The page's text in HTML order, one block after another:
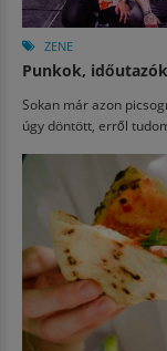
ZENE
Punkok,
Sokan már azon
úgy döntött, erről